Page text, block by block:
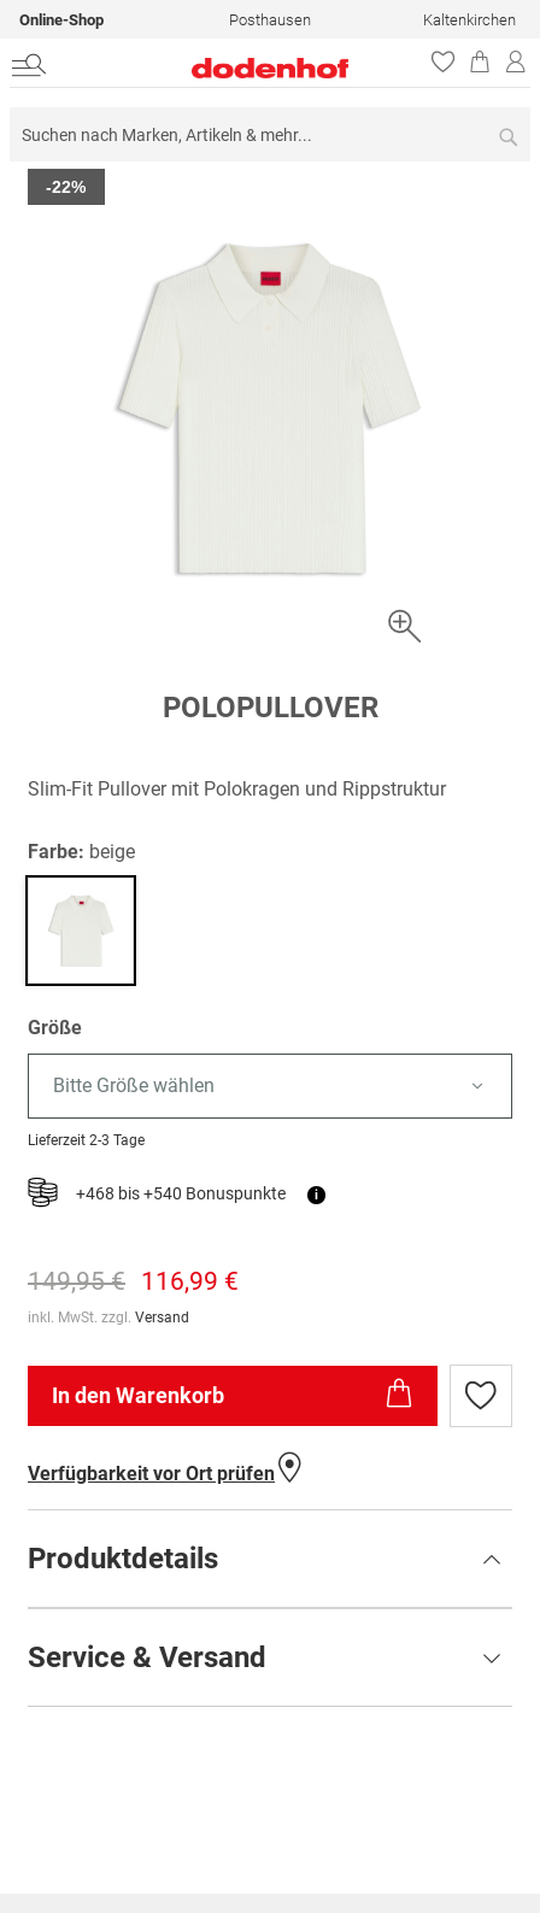
Online-Shop Posthausen Kaltenkirchen
Zum
Ende
-22%
springen
POLOPULLOVER
Slim-Fit Pullover mit Polokragen und Rippstruktur
Farbe: beige
Größe
Bitte Größe wählen
Lieferzeit 2-3 Tage
+468 bis +540 Bonuspunkte i
149,95 € 116,99 €
inkl. MwSt. zzgl. Versand
In den Warenkorb
Zur
Verfügbarkeit vor Ort prüfen
Produktdetails
Service & Versand